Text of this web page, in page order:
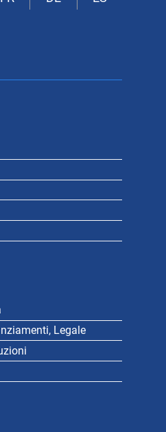
Legale